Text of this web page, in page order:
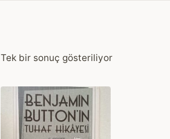
Tek bir sonuç gösteriliyor